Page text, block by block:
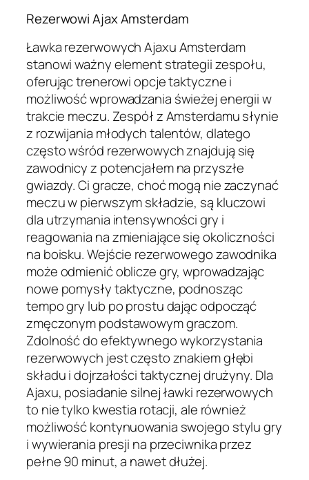
Rezerwowi Ajax Amsterdam
Ławka rezerwowych Ajaxu Amsterdam
stanowi ważny element strategii zespołu,
oferując trenerowi opcje taktyczne i
możliwość wprowadzania świeżej energii w
trakcie meczu. Zespół z Amsterdamu słynie
z rozwijania młodych talentów, dlatego
często wśród rezerwowych znajdują się
zawodnicy z potencjałem na przyszłe
gwiazdy. Ci gracze, choć mogą nie zaczynać
meczu w pierwszym składzie, są kluczowi
dla utrzymania intensywności gry i
reagowania na zmieniające się okoliczności
na boisku. Wejście rezerwowego zawodnika
może odmienić oblicze gry, wprowadzając
nowe pomysły taktyczne, podnosząc
tempo gry lub po prostu dając odpocząć
zmęczonym podstawowym graczom.
Zdolność do efektywnego wykorzystania
rezerwowych jest często znakiem głębi
składu i dojrzałości taktycznej drużyny. Dla
Ajaxu, posiadanie silnej ławki rezerwowych
to nie tylko kwestia rotacji, ale również
możliwość kontynuowania swojego stylu gry
i wywierania presji na przeciwnika przez
pełne 90 minut, a nawet dłużej.